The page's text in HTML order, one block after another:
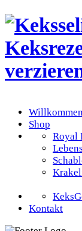
Willkommen
Shop
Royal
Kontakt